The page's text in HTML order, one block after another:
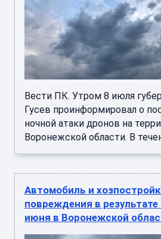
Вести ПК. Утром 8 июля
Гусев проинформировал о
ночной атаки дронов на
Воронежской области. В
Автомобиль и
повреждения в
июня в Воронежской